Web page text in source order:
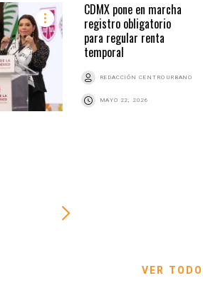
CDMX pone en marcha
registro obligatorio
para regular renta
temporal
REDACCIÓN CENTRO URBANO
MAYO 22, 2026
VER TODO